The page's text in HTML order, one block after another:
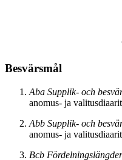
Besvärsmål
Aba Supplik- och
anomus- ja
Abb Supplik- och
anomus- ja
Bcb